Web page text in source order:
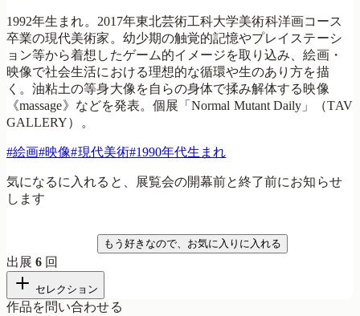
1992年生まれ。2017年東北芸術工科大学美術科洋画コース
卒業の現代美術家。幼少期の触覚的記憶やプレイステーシ
ョン等から着想したゲーム的イメージを取り込み、絵画・
映像で社会生活における理想的な循環や生のあり方を描
く。油粘土の等身大像を自らの身体で揉み解体する映像
《massage》などを発表。個展「Normal Mutant Daily」（TAV
GALLERY）。
#絵画#映像#現代美術#1990年代生まれ
気になるに入れると、展覧会の開幕前と終了前にお知らせ
します
もう好きなので、お気に入りに入れる
出展6 回
セレクション
作品を問い合わせる